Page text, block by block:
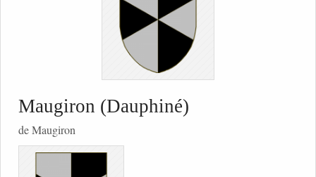
Maugiron (Dauphiné)
de Maugiron